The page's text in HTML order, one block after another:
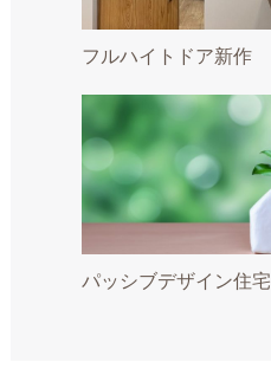
フルハイトドア新作
パッシブデザイン住宅